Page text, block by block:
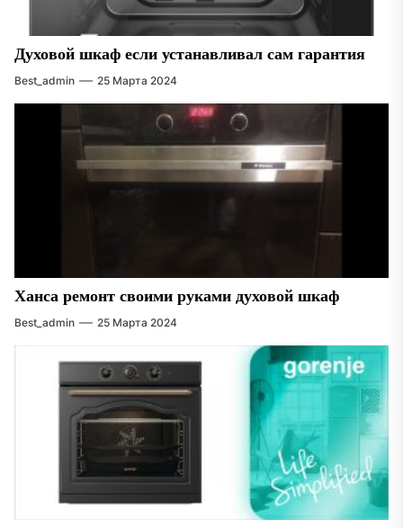
Духовой шкаф если устанавливал сам гарантия
Best_admin 25 Марта 2024
Ханса ремонт своими руками духовой шкаф
Best_admin 25 Марта 2024